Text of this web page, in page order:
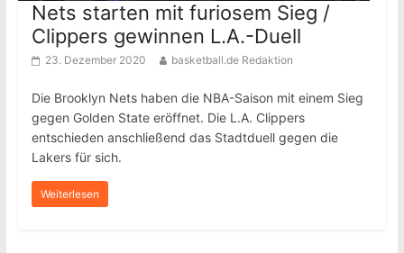
Nets starten mit furiosem Sieg /
Clippers gewinnen L.A.-Duell
23. Dezember 2020 basketball.de Redaktion
Die Brooklyn Nets haben die NBA-Saison mit einem Sieg
gegen Golden State eröffnet. Die L.A. Clippers
entschieden anschließend das Stadtduell gegen die
Lakers für sich.
Weiterlesen